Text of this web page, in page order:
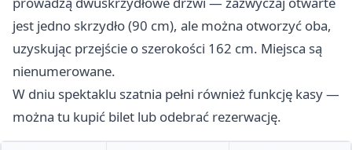
jest jedno skrzydło (90 cm), ale można otworzyć oba,
uzyskując przejście o szerokości 162 cm. Miejsca są
nienumerowane.
W dniu spektaklu szatnia pełni również funkcję kasy —
można tu kupić bilet lub odebrać rezerwację.